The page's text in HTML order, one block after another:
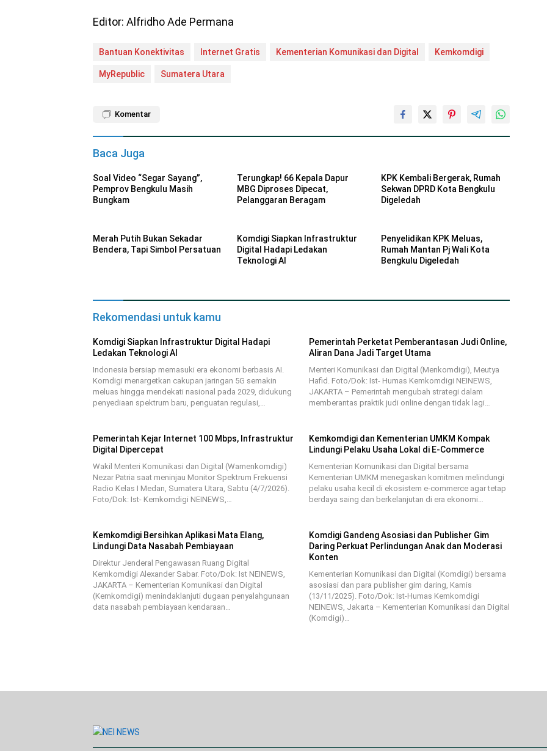
Editor: Alfridho Ade Permana
Bantuan Konektivitas Internet Gratis Kementerian Komunikasi dan Digital Kemkomdigi
MyRepublic Sumatera Utara
Komentar
Baca Juga
Soal Video “Segar Sayang”,
Pemprov Bengkulu Masih
Bungkam
Terungkap! 66 Kepala Dapur
MBG Diproses Dipecat,
Pelanggaran Beragam
KPK Kembali Bergerak, Rumah
Sekwan DPRD Kota Bengkulu
Digeledah
Merah Putih Bukan Sekadar
Bendera, Tapi Simbol Persatuan
Komdigi Siapkan Infrastruktur
Digital Hadapi Ledakan
Teknologi AI
Penyelidikan KPK Meluas,
Rumah Mantan Pj Wali Kota
Bengkulu Digeledah
Rekomendasi untuk kamu
Komdigi Siapkan Infrastruktur Digital Hadapi
Ledakan Teknologi AI
Indonesia bersiap memasuki era ekonomi berbasis AI.
Komdigi menargetkan cakupan jaringan 5G semakin
meluas hingga mendekati nasional pada 2029, didukung
penyediaan spektrum baru, penguatan regulasi,…
Pemerintah Perketat Pemberantasan Judi Online,
Aliran Dana Jadi Target Utama
Menteri Komunikasi dan Digital (Menkomdigi), Meutya
Hafid. Foto/Dok: Ist- Humas Kemkomdigi NEINEWS,
JAKARTA – Pemerintah mengubah strategi dalam
memberantas praktik judi online dengan tidak lagi…
Pemerintah Kejar Internet 100 Mbps, Infrastruktur
Digital Dipercepat
Wakil Menteri Komunikasi dan Digital (Wamenkomdigi)
Nezar Patria saat meninjau Monitor Spektrum Frekuensi
Radio Kelas I Medan, Sumatera Utara, Sabtu (4/7/2026).
Foto/Dok: Ist- Kemkomdigi NEINEWS,…
Kemkomdigi dan Kementerian UMKM Kompak
Lindungi Pelaku Usaha Lokal di E-Commerce
Kementerian Komunikasi dan Digital bersama
Kementerian UMKM menegaskan komitmen melindungi
pelaku usaha kecil di ekosistem e-commerce agar tetap
berdaya saing dan berkelanjutan di era ekonomi…
Kemkomdigi Bersihkan Aplikasi Mata Elang,
Lindungi Data Nasabah Pembiayaan
Direktur Jenderal Pengawasan Ruang Digital
Kemkomdigi Alexander Sabar. Foto/Dok: Ist NEINEWS,
JAKARTA – Kementerian Komunikasi dan Digital
(Kemkomdigi) menindaklanjuti dugaan penyalahgunaan
data nasabah pembiayaan kendaraan…
Komdigi Gandeng Asosiasi dan Publisher Gim
Daring Perkuat Perlindungan Anak dan Moderasi
Konten
Kementerian Komunikasi dan Digital (Komdigi) bersama
asosiasi dan para publisher gim daring, Kamis
(13/11/2025). Foto/Dok: Ist-Humas Kemkomdigi
NEINEWS, Jakarta – Kementerian Komunikasi dan Digital
(Komdigi)…